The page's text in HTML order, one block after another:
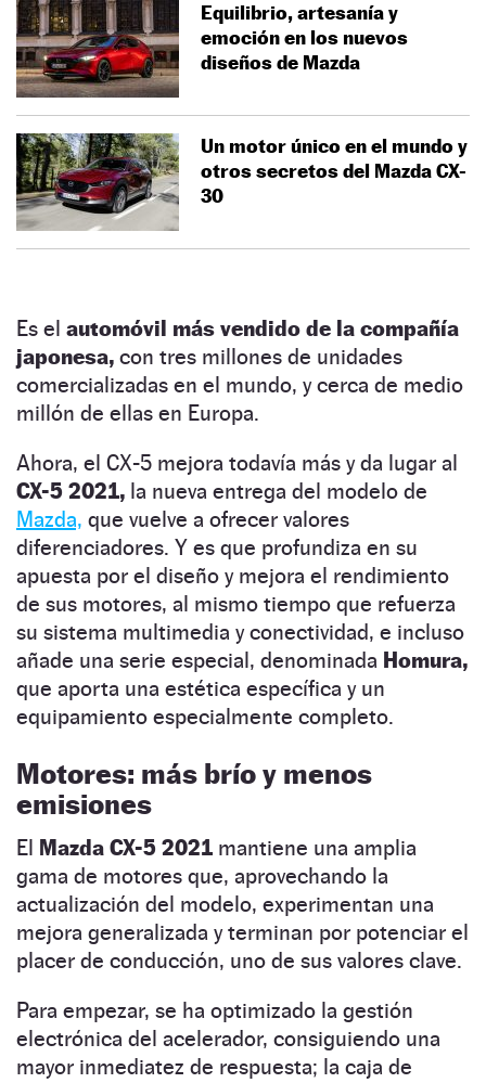
Equilibrio, artesanía y
emoción en los nuevos
diseños de Mazda
Un motor único en el mundo y
otros secretos del Mazda CX-
30
Es el automóvil más vendido de la compañía
japonesa, con tres millones de unidades
comercializadas en el mundo, y cerca de medio
millón de ellas en Europa.
Ahora, el CX-5 mejora todavía más y da lugar al
CX-5 2021, la nueva entrega del modelo de
Mazda, que vuelve a ofrecer valores
diferenciadores. Y es que profundiza en su
apuesta por el diseño y mejora el rendimiento
de sus motores, al mismo tiempo que refuerza
su sistema multimedia y conectividad, e incluso
añade una serie especial, denominada Homura,
que aporta una estética específica y un
equipamiento especialmente completo.
Motores: más brío y menos
emisiones
El Mazda CX-5 2021 mantiene una amplia
gama de motores que, aprovechando la
actualización del modelo, experimentan una
mejora generalizada y terminan por potenciar el
placer de conducción, uno de sus valores clave.
Para empezar, se ha optimizado la gestión
electrónica del acelerador, consiguiendo una
mayor inmediatez de respuesta; la caja de